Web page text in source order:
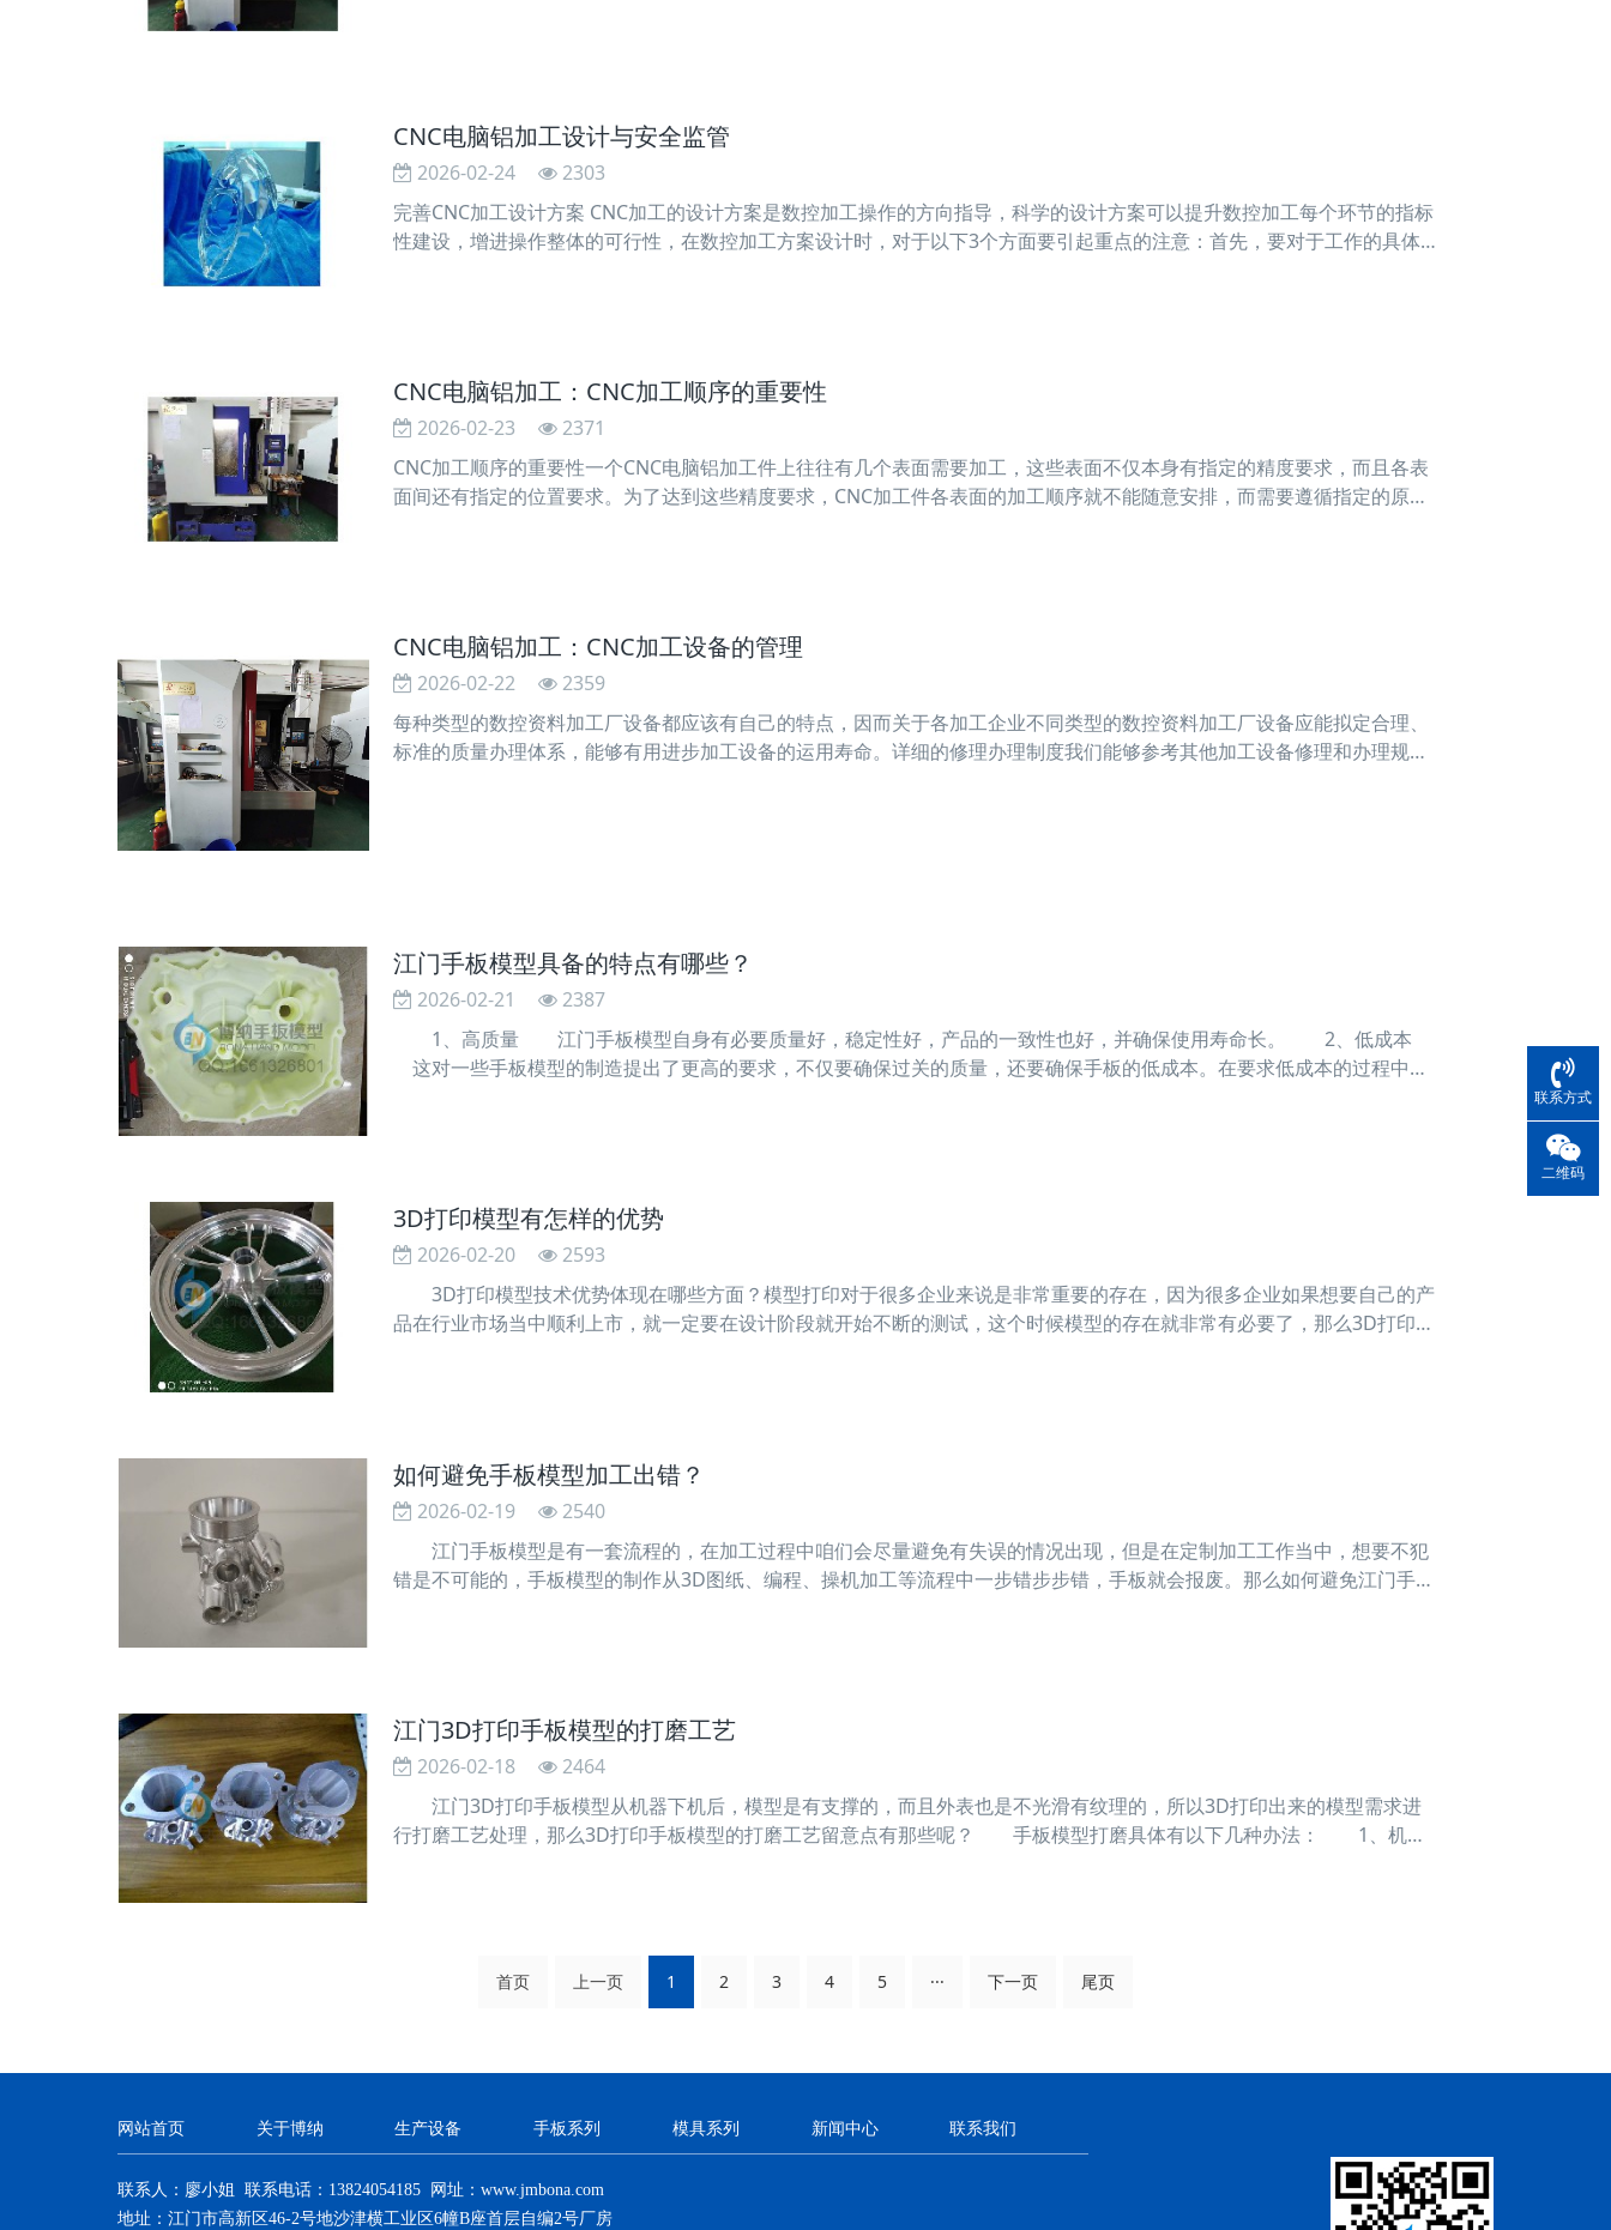
CNC电脑铝加工设计与安全监管
2026-02-24
2303
完善CNC加工设计方案 CNC加工的设计方案是数控加工操作的方向指导，科学的设计方案可以提升数控加工每个环节的指标
性建设，增进操作整体的可行性，在数控加工方案设计时，对于以下3个方面要引起重点的注意：首先，要对于工作的具体
CNC电脑铝加工：CNC加工顺序的重要性
2026-02-23
2371
CNC加工顺序的重要性一个CNC电脑铝加工件上往往有几个表面需要加工，这些表面不仅本身有指定的精度要求，而且各表
面间还有指定的位置要求。为了达到这些精度要求，CNC加工件各表面的加工顺序就不能随意安排，而需要遵循指定的原
CNC电脑铝加工：CNC加工设备的管理
2026-02-22
2359
每种类型的数控资料加工厂设备都应该有自己的特点，因而关于各加工企业不同类型的数控资料加工厂设备应能拟定合理、
标准的质量办理体系，能够有用进步加工设备的运用寿命。详细的修理办理制度我们能够参考其他加工设备修理和办理规章
江门手板模型具备的特点有哪些？
2026-02-21
2387
1、高质量 江门手板模型自身有必要质量好，稳定性好，产品的一致性也好，并确保使用寿命长。 2、低成本
这对一些手板模型的制造提出了更高的要求，不仅要确保过关的质量，还要确保手板的低成本。在要求低成本的过程中，
3D打印模型有怎样的优势
2026-02-20
2593
3D打印模型技术优势体现在哪些方面？模型打印对于很多企业来说是非常重要的存在，因为很多企业如果想要自己的产
品在行业市场当中顺利上市，就一定要在设计阶段就开始不断的测试，这个时候模型的存在就非常有必要了，那么3D打印模
如何避免手板模型加工出错？
2026-02-19
2540
江门手板模型是有一套流程的，在加工过程中咱们会尽量避免有失误的情况出现，但是在定制加工工作当中，想要不犯
错是不可能的，手板模型的制作从3D图纸、编程、操机加工等流程中一步错步步错，手板就会报废。那么如何避免江门手板
江门3D打印手板模型的打磨工艺
2026-02-18
2464
江门3D打印手板模型从机器下机后，模型是有支撑的，而且外表也是不光滑有纹理的，所以3D打印出来的模型需求进
行打磨工艺处理，那么3D打印手板模型的打磨工艺留意点有那些呢？ 手板模型打磨具体有以下几种办法： 1、机械
首页 上一页 1 2 3 4 5 ··· 下一页 尾页
网站首页 关于博纳 生产设备 手板系列 模具系列 新闻中心 联系我们
联系人：廖小姐 联系电话：13824054185 网址： www.jmbona.com
地址：江门市高新区46-2号地沙津横工业区6幢B座首层自编2号厂房
联系方式
二维码